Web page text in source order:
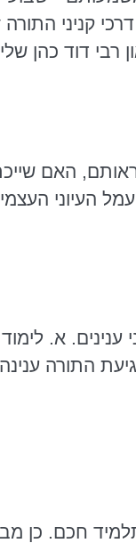
קניני
רבי דוד כהן
האם
העיוני
א.
התורה
חכם. כן